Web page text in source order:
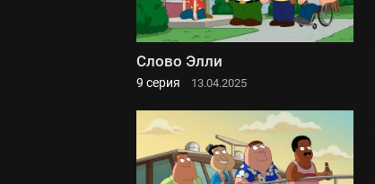
Слово Элли
9 серия 13.04.2025